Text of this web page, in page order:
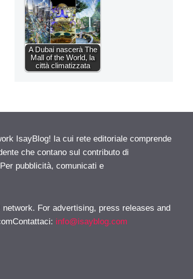
A Dubai nascerà The
Mall of the World, la
città climatizzata
IsayBlog! la cui rete editoriale comprende
che contano sul contributo di
pubblicità, comunicati e
For advertising, press releases and
: info@isayblog.com